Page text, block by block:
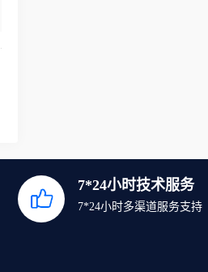
7*24小时技术服务
7*24小时多渠道服务支持